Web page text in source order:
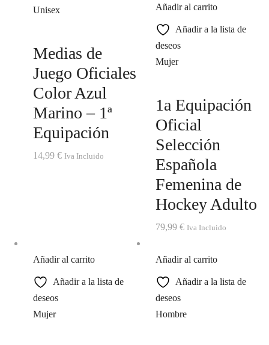
Unisex
Medias de
Juego Oficiales
Color Azul
Marino – 1ª
Equipación
14,99 € Iva Incluido
Añadir al carrito
Añadir a la lista de
deseos
Mujer
1a Equipación
Oficial
Selección
Española
Femenina de
Hockey Adulto
79,99 € Iva Incluido
Añadir al carrito
Añadir a la lista de
deseos
Mujer
Añadir al carrito
Añadir a la lista de
deseos
Hombre